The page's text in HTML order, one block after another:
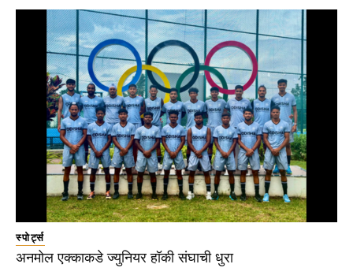
स्पोर्ट्स
अनमोल एक्काकडे ज्युनियर हॉकी संघाची धुरा